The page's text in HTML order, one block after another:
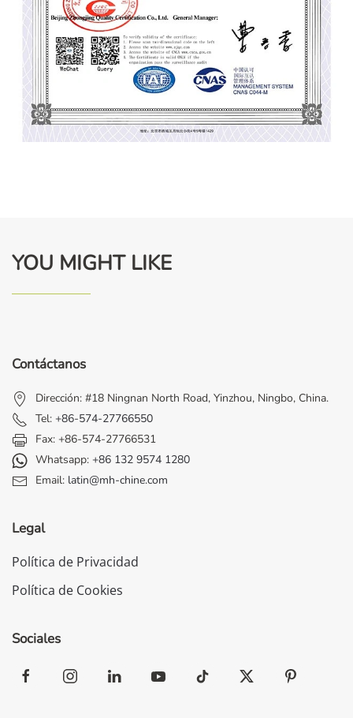
YOU MIGHT LIKE
Contáctanos
Dirección: #18 Ningnan North Road, Yinzhou, Ningbo, China.
Tel: +86-574-27766550
Fax: +86-574-27766531
Whatsapp: +86 132 9574 1280
Email: latin@mh-chine.com
Legal
Política de Privacidad
Política de Cookies
Sociales